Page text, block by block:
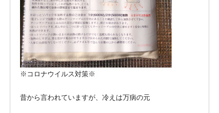
※コロナウイルス対策※
昔から言われていますが、冷えは万病の元